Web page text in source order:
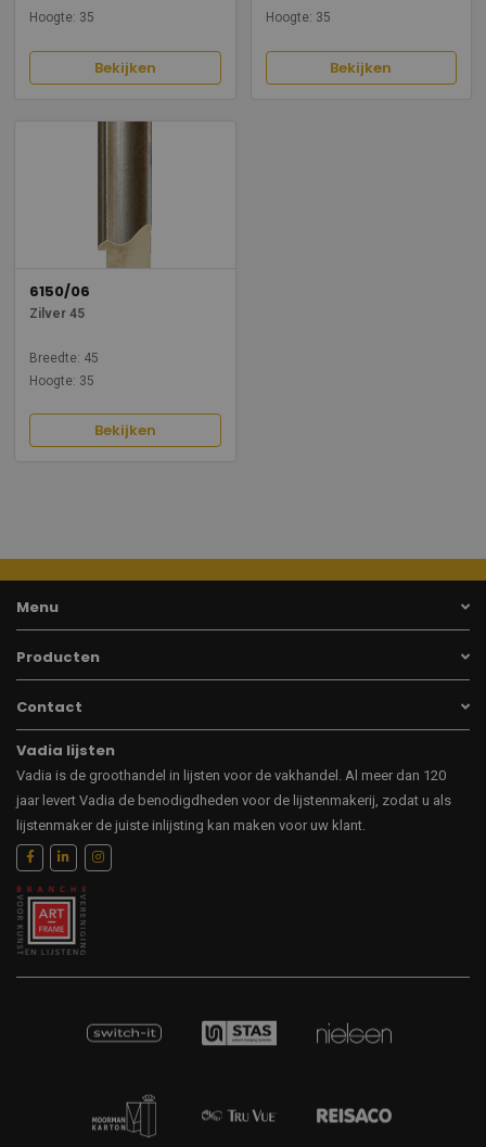
Hoogte: 35
Bekijken
Hoogte: 35
Bekijken
6150/06
Zilver 45
Breedte: 45
Hoogte: 35
Bekijken
Menu
Producten
Contact
Vadia lijsten
Vadia is de groothandel in lijsten voor de vakhandel. Al meer dan 120
jaar levert Vadia de benodigdheden voor de lijstenmakerij, zodat u als
lijstenmaker de juiste inlijsting kan maken voor uw klant.